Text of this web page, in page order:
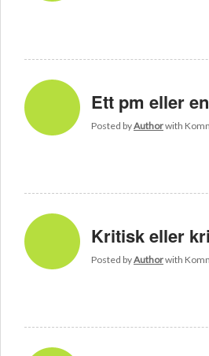
Ett pm eller
Posted byAuthorwith
Kritisk eller
Posted byAuthorwith